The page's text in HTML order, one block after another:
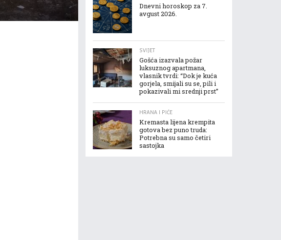
Dnevni horoskop za 7.
avgust 2026.
SVIJET
Gošća izazvala požar
luksuznog apartmana,
vlasnik tvrdi: “Dok je kuća
gorjela, smijali su se, pili i
pokazivali mi srednji prst”
HRANA I PIĆE
Kremasta lijena krempita
gotova bez puno truda:
Potrebna su samo četiri
sastojka